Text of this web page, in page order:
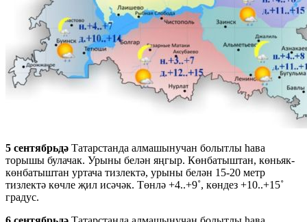
5 сентябрьдә Татарстанда алмашынучан болытлы һава
торышы булачак. Урыны белән яңгыр. Көнбатыштан, көньяк-
көнбатыштан уртача тизлектә, урыны белән 15-20 метр
тизлектә көчле җил исәчәк. Төнлә +4..+9˚, көндез +10..+15˚
градус.